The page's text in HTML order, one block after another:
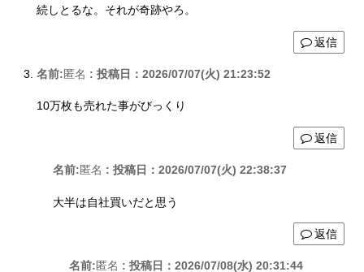
続しとるな。それが奇跡やろ。
返信
名前:匿名 : 投稿日：2026/07/07(火) 21:23:52
10万枚も売れた事がびっくり
返信
名前:匿名 : 投稿日：2026/07/07(火) 22:38:37
大半は自社買いだと思う
返信
名前:匿名 : 投稿日：2026/07/08(水) 20:31:44